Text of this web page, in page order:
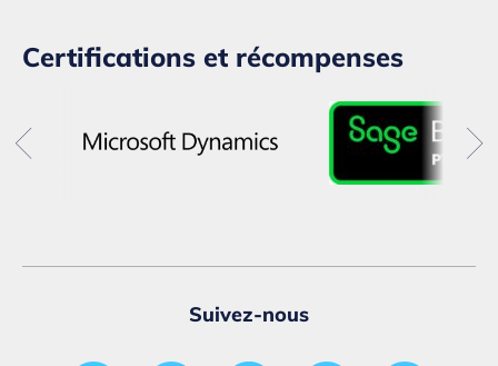
Certifications et récompenses
Suivez-nous